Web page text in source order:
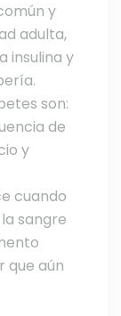
y
adulta,
insulina y
son:
de
y
cuando
sangre
que aún